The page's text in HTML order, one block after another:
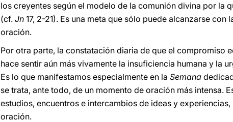
los creyentes según el modelo de la comunión divina por la
(cf. Jn 17, 2-21). Es una meta que sólo puede alcanzarse
oración.
Por otra parte, la constatación diaria de que el compromiso
hace sentir aún más vivamente la insuficiencia humana y la
Es lo que manifestamos especialmente en la Semana
se trata, ante todo, de un momento de oración más intensa.
estudios, encuentros e intercambios de ideas y
oración.